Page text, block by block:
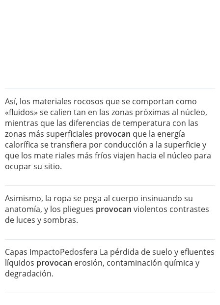
Así, los materiales rocosos que se comportan como
«fluidos» se calien tan en las zonas próximas al núcleo,
mientras que las diferencias de temperatura con las
zonas más superficiales provocan que la energía
calorífica se transfiera por conducción a la superficie y
que los mate riales más fríos viajen hacia el núcleo para
ocupar su sitio.
Asimismo, la ropa se pega al cuerpo insinuando su
anatomía, y los pliegues provocan violentos contrastes
de luces y sombras.
Capas ImpactoPedosfera La pérdida de suelo y efluentes
líquidos provocan erosión, contaminación química y
degradación.